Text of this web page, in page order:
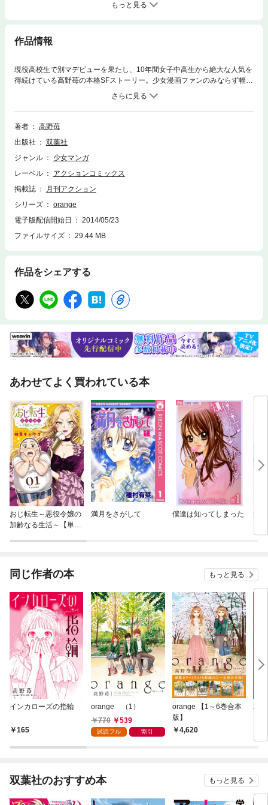
もっと見る
作品情報
現役高校生で別マデビューを果たし、10年間女子中高生から絶大な人気を
得続けている高野苺の本格SFストーリー。少女漫画ファンのみならず幅広
い男性・女性漫画読みからも絶賛の声多数!!第一巻は、集英社版２巻に加
え、単行本未収録の読み切り作品が1話掲載される。高校二年生の菜穂に
届いた未来からの手紙。そこには未来の自分の後悔がつづられていた。は
たして菜穂は手紙を読み「後悔しない未来」を作ることができるのか？切
著者
高野苺
出版社
双葉社
ジャンル
少女マンガ
レーベル
アクションコミックス
掲載誌
月刊アクション
シリーズ
orange
電子版配信開始日
2014/05/23
ファイルサイズ
29.44 MB
作品をシェアする
あわせてよく買われている本
おじ転生～悪役令嬢の
加齢なる生活～【単
満月をさがして 僕達は知ってしまった 太
同じ作者の本 もっと見る
インカローズの指輪
165
orange （1）
770
539
試読フル 割引
orange 【1～6巻合本
版】
4,620
君
双葉社のおすすめ本 もっと見る